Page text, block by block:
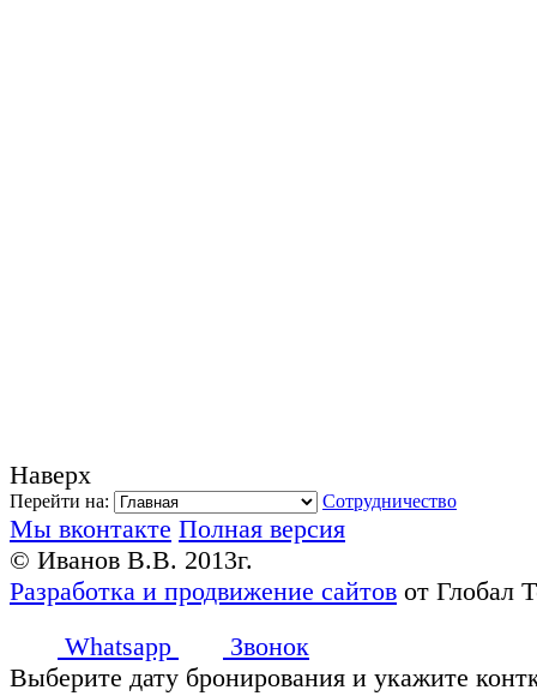
Наверх
Перейти на: Сотрудничество
Мы вконтакте Полная версия
© Иванов В.В. 2013г.
Разработка и продвижение сайтов от Глобал
Whatsapp
Звонок
Выберите дату бронирования и укажите